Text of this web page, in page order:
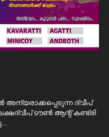
അന്യരാക്കപ്പെടുന്ന ദ്വീപ്
ടൗൺ ആന്റ് കണ്ട്രി